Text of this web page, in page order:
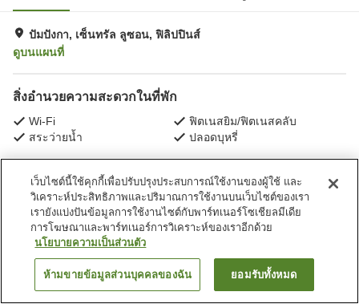
ปัมปังกา, เซ็นทรัล ลูซอน, ฟิลิปปินส์
ดูบนแผนที่
สิ่งอำนวยความสะดวกในที่พัก
Wi-Fi
ฟิตเนสยิม/ฟิตเนสคลับ
สระว่ายน้ำ
ปลอดบุหรี่
หน้าแรก ฟิลิปปินส์ เซ็นทรัล ลูซอน
ปัมปังกา
Surestay Studio โดย Best Western Clarkview, Angeles City
ค้นหาห้องพัก
เว็บไซต์นี้ใช้คุกกี้เพื่อปรับปรุงประสบการณ์ใช้งานของผู้ใช้ และ
วิเคราะห์ประสิทธิภาพและปริมาณการใช้งานบนเว็บไซต์ของเรา
เรายังแบ่งปันข้อมูลการใช้งานไซต์กับพาร์ทเนอร์โซเชียลมีเดีย
การโฆษณาและพาร์ทเนอร์การวิเคราะห์ของเราอีกด้วย
นโยบายความเป็นส่วนตัว
ห้ามขายข้อมูลส่วนบุคคลของฉัน ยอมรับทั้งหมด